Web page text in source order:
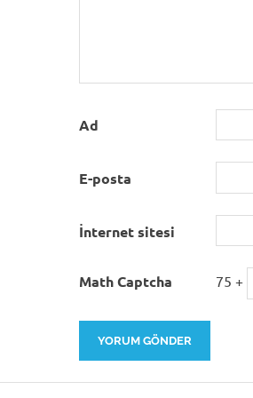
Ad
E-posta
İnternet sitesi
Math Captcha 75 +